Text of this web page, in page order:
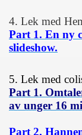
4. Lek med
Part 1. En ny
slideshow.
5. Lek med
Part 1.
av unger 16
Part 2.